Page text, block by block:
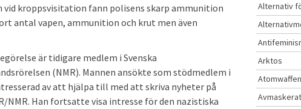
vid kroppsvisitation fann polisens skarp ammunition
antal vapen, ammunition och krut men även
är tidigare medlem i Svenska
(NMR). Mannen ansökte som stödmedlem i
av att hjälpa till med att skriva nyheter på
NMR. Han fortsatte visa intresse för den nazistiska
Alternativ
Arktos
Avmaskerat